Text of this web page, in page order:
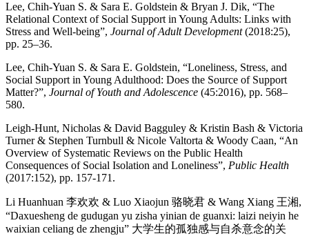
Lee, Chih-Yuan S. & Sara E. Goldstein & Bryan J. Dik, “The
Relational Context of Social Support in Young Adults: Links with
Stress and Well-being”, Journal of Adult Development(2018:25),
pp. 25–36.
Lee, Chih-Yuan S. & Sara E. Goldstein, “Loneliness, Stress, and
Social Support in Young Adulthood: Does the Source of Support
Matter?”, Journal of Youth and Adolescence (45:2016), pp. 568–
580.
Leigh-Hunt, Nicholas & David Bagguley & Kristin Bash & Victoria
Turner & Stephen Turnbull & Nicole Valtorta & Woody Caan, “An
Overview of Systematic Reviews on the Public Health
Consequences of Social Isolation and Loneliness”, Public Health
(2017:152), pp. 157-171.
Li Huanhuan 李欢欢 & Luo Xiaojun 骆晓君 & Wang Xiang 王湘,
“Daxuesheng de gudugan yu zisha yinian de guanxi: laizi neiyin he
waixian celiang de zhengju” 大学生的孤独感与自杀意念的关